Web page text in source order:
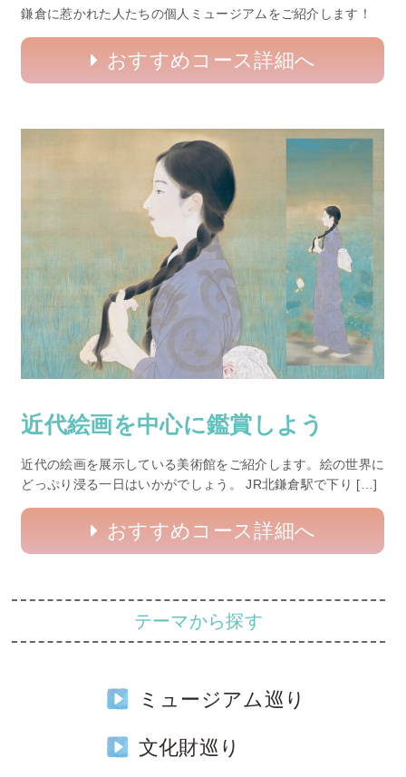
鎌倉に惹かれた人たちの個人ミュージアムをご紹介します！
おすすめコース詳細へ
近代絵画を中心に鑑賞しよう
近代の絵画を展示している美術館をご紹介します。絵の世界に
どっぷり浸る一日はいかがでしょう。 JR北鎌倉駅で下り […]
おすすめコース詳細へ
テーマから探す
ミュージアム巡り
文化財巡り